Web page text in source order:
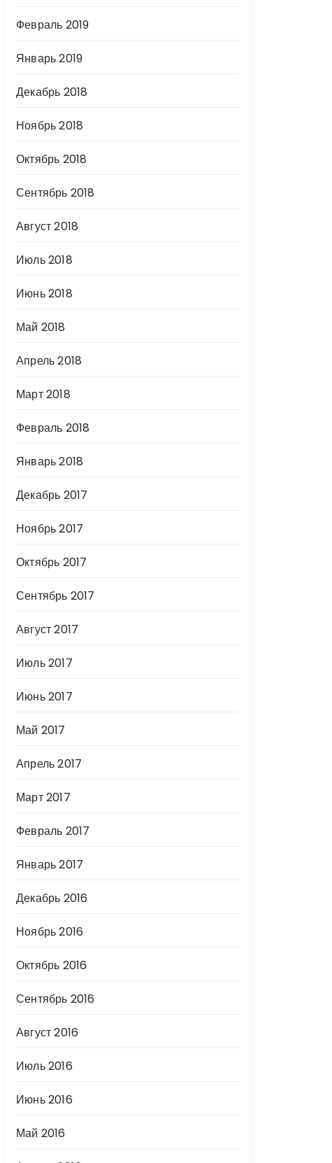
Февраль 2019
Январь 2019
Декабрь 2018
Ноябрь 2018
Октябрь 2018
Сентябрь 2018
Август 2018
Июль 2018
Июнь 2018
Май 2018
Апрель 2018
Март 2018
Февраль 2018
Январь 2018
Декабрь 2017
Ноябрь 2017
Октябрь 2017
Сентябрь 2017
Август 2017
Июль 2017
Июнь 2017
Май 2017
Апрель 2017
Март 2017
Февраль 2017
Январь 2017
Декабрь 2016
Ноябрь 2016
Октябрь 2016
Сентябрь 2016
Август 2016
Июль 2016
Июнь 2016
Май 2016